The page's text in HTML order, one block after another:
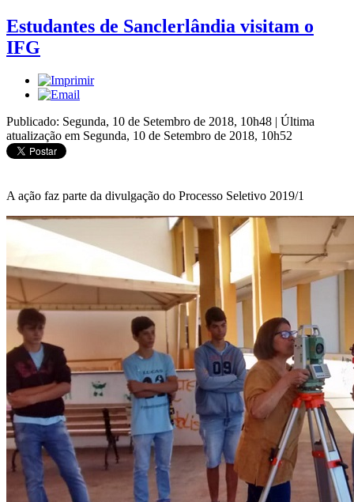
Estudantes de Sanclerlândia visitam o
IFG
Publicado: Segunda, 10 de Setembro de 2018, 10h48 | Última
atualização em Segunda, 10 de Setembro de 2018, 10h52
A ação faz parte da divulgação do Processo Seletivo 2019/1